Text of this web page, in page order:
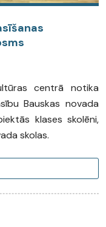
centrā notika
Bauskas novada
klases skolēni,
skolas.